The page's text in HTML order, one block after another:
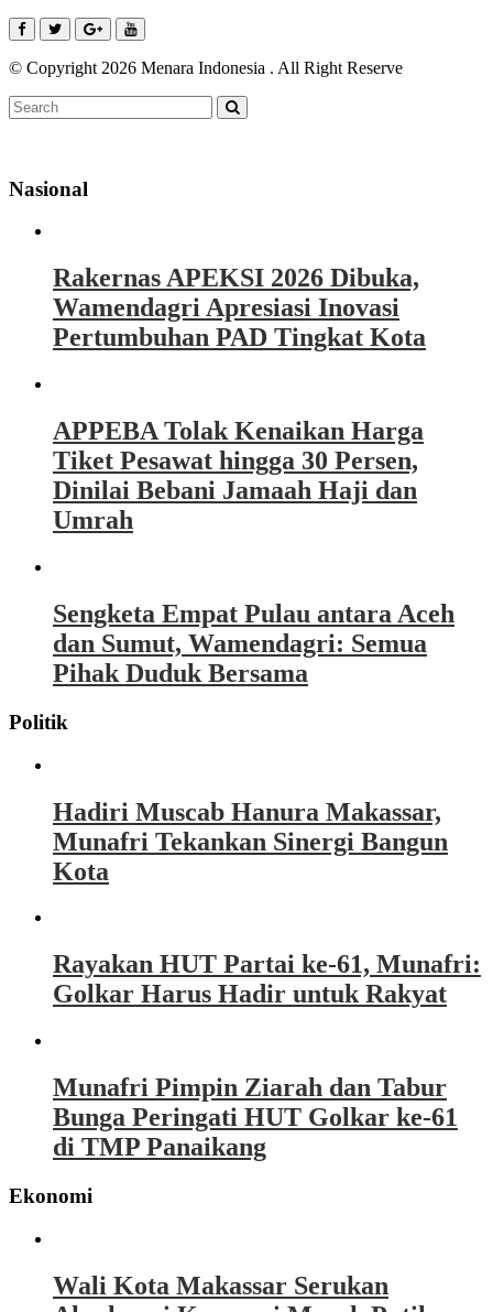
© Copyright 2026 Menara Indonesia . All Right Reserve
Nasional
Rakernas APEKSI 2026 Dibuka,
Wamendagri Apresiasi Inovasi
Pertumbuhan PAD Tingkat Kota
APPEBA Tolak Kenaikan Harga
Tiket Pesawat hingga 30 Persen,
Dinilai Bebani Jamaah Haji dan
Umrah
Sengketa Empat Pulau antara Aceh
dan Sumut, Wamendagri: Semua
Pihak Duduk Bersama
Politik
Hadiri Muscab Hanura Makassar,
Munafri Tekankan Sinergi Bangun
Kota
Rayakan HUT Partai ke-61, Munafri:
Golkar Harus Hadir untuk Rakyat
Munafri Pimpin Ziarah dan Tabur
Bunga Peringati HUT Golkar ke-61
di TMP Panaikang
Ekonomi
Wali Kota Makassar Serukan